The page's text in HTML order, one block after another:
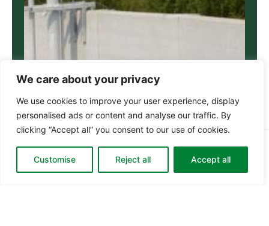
We care about your privacy
We use cookies to improve your user experience, display
personalised ads or content and analyse our traffic. By
clicking “Accept all” you consent to our use of cookies.
Customise Reject all Accept all
Din
kurv:
0,00kr. 0
Go to checkout